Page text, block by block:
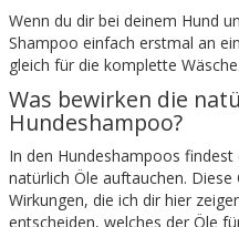
Wenn du dir bei deinem Hund
Shampoo einfach erstmal an
gleich für die komplette Wäsche.
Was bewirken die
Hundeshampoo?
In den Hundeshampoos
natürlich Öle auftauchen. Diese
Wirkungen, die ich dir hier
entscheiden, welches der Öle